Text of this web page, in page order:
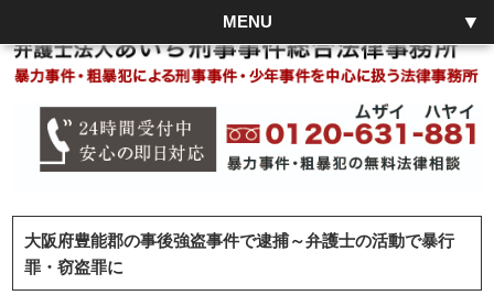
MENU
大阪府豊能郡の事後強盗事件で逮捕～弁護士の活動で暴行
罪・窃盗罪に